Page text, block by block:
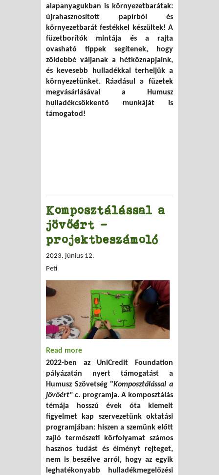
alapanyagukban is környezetbarátak:
újrahasznosított papírból és
környezetbarát festékkel készültek! A
füzetborítók mintája és a rajta
ovasható tippek segítenek, hogy
zöldebbé váljanak a hétköznapjaink,
és kevesebb hulladékkal terheljük a
környezetünket. Ráadásul a füzetek
megvásárlásával a Humusz
hulladékcsökkentő munkáját is
támogatod!
Komposztálással a
jövőért -
projektbeszámoló
2023. június 12.
Peti
Read more
projektbeszámoló
2022-ben az UniCredit Foundation
pályázatán nyert támogatást a
Humusz Szövetség "Komposztálással a
jövőért" c. programja. A komposztálás
témája hosszú évek óta kiemelt
figyelmet kap szervezetünk oktatási
programjában: hiszen a szemünk előtt
zajló természeti körfolyamat számos
hasznos tudást és élményt rejteget,
nem is beszélve arról, hogy az egyik
leghatékonyabb hulladékmegelőzési